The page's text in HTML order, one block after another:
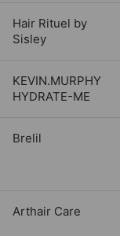
Hair Rituel by
Sisley
KEVIN.MURPHY
HYDRATE-ME
Brelil
Arthair Care